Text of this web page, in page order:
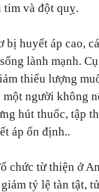
tim và đột quỵ.
bị huyết áp cao,
lành mạnh.
thiểu lượng
người không
hút thuốc, tập
áp ổn định..
chức từ thiện ở
tỷ lệ tàn tật,